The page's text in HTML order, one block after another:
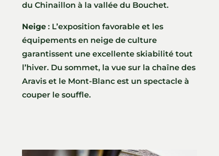
du Chinaillon à la vallée du Bouchet.
Neige: L’exposition favorable et les
équipements en neige de culture
garantissent une excellente skiabilité tout
l’hiver. Du sommet, la vue sur la chaîne des
Aravis et le Mont-Blanc est un spectacle à
couper le souffle.